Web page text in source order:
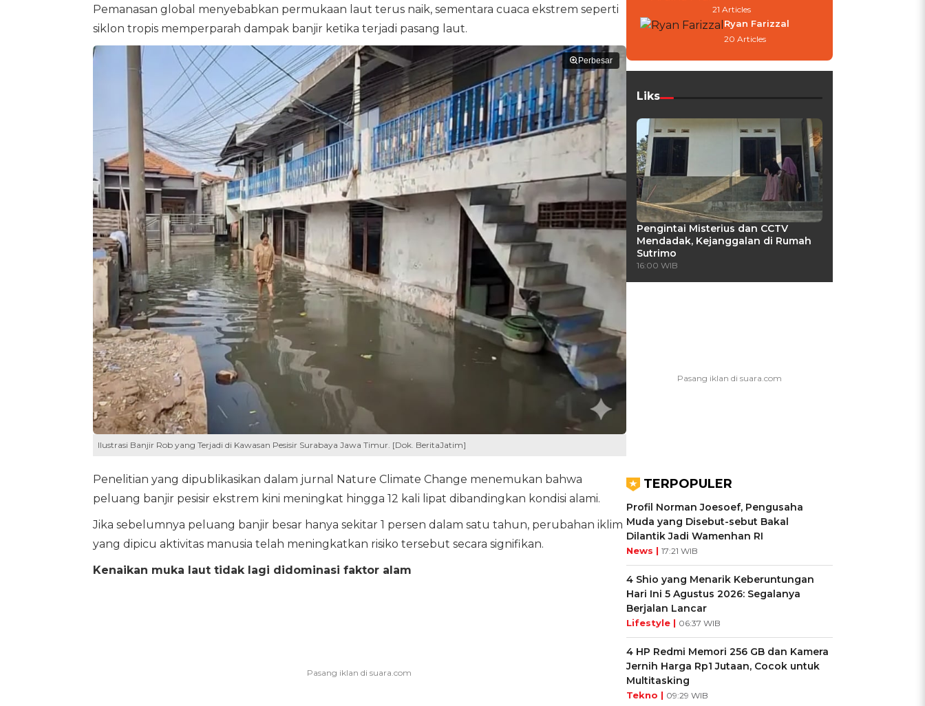
Pemanasan global menyebabkan permukaan laut terus naik, sementara cuaca ekstrem seperti
siklon tropis memperparah dampak banjir ketika terjadi pasang laut.
Perbesar
Ilustrasi Banjir Rob yang Terjadi di Kawasan Pesisir Surabaya Jawa Timur. [Dok. BeritaJatim]
Penelitian yang dipublikasikan dalam jurnal Nature Climate Change menemukan bahwa
peluang banjir pesisir ekstrem kini meningkat hingga 12 kali lipat dibandingkan kondisi alami.
Jika sebelumnya peluang banjir besar hanya sekitar 1 persen dalam satu tahun, perubahan iklim
yang dipicu aktivitas manusia telah meningkatkan risiko tersebut secara signifikan.
Kenaikan muka laut tidak lagi didominasi faktor alam
21 Articles
Ryan Farizzal
20 Articles
Liks
Pengintai Misterius dan CCTV
Mendadak, Kejanggalan di Rumah
Sutrimo
16:00 WIB
TERPOPULER
Profil Norman Joesoef, Pengusaha
Muda yang Disebut-sebut Bakal
Dilantik Jadi Wamenhan RI
News | 17:21 WIB
4 Shio yang Menarik Keberuntungan
Hari Ini 5 Agustus 2026: Segalanya
Berjalan Lancar
Lifestyle | 06:37 WIB
4 HP Redmi Memori 256 GB dan Kamera
Jernih Harga Rp1 Jutaan, Cocok untuk
Multitasking
Tekno | 09:29 WIB